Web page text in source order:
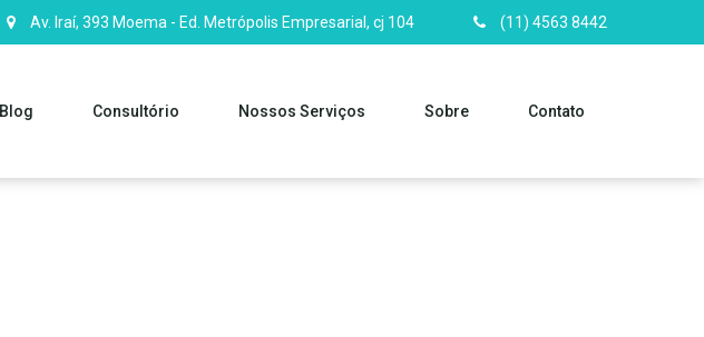
Av. Iraí, 393 Moema - Ed. Metrópolis Empresarial, cj 104 (11) 4563 8442
Blog Consultório Nossos Serviços Sobre Contato